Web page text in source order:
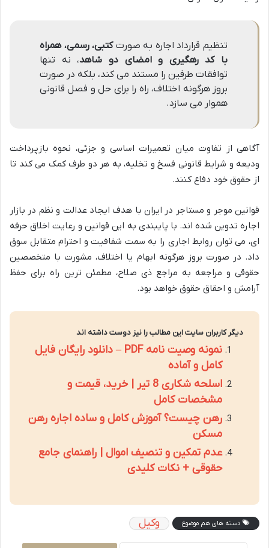
تنظیم قرارداد اجاره به صورتکتبی، رسمی، همراه
با کد رهگیری و امضای دو شاهد، نه تنها
توافقات طرفین را مستند می کند، بلکه در صورت
بروز هرگونه اختلاف، راه را برای حل و فصل قانونی
هموار می سازد.
آگاهی از تفاوت میان تعمیرات اساسی و جزئی، نحوه بازپرداخت
ودیعه و شرایط قانونی فسخ و تخلیه، به هر دو طرف کمک می کند تا
از حقوق خود دفاع کنند.
قوانین موجر و مستاجر در ایران با هدف ایجاد عدالت و نظم در بازار
اجاره تدوین شده اند. با پایبندی به این قوانین و رعایت اخلاق حرفه
ای، می توان روابط اجاری را به سمت شفافیت و احترام متقابل سوق
داد. در صورت بروز هرگونه ابهام یا اختلاف، مشورت با متخصصین
حقوقی و مراجعه به مراجع ذی صلاح، مطمئن ترین راه برای حفظ
آرامش و احقاق حقوق خواهد بود.
دیگر کاربران سایت این مطالب را نیز دوست داشته اند
نمونه وصیت نامه PDF – دانلود رایگان فایل
کامل و آماده
اسلحه شکاری 8 تیر | خرید، قیمت و
مشخصات کامل
رهن چیست؟ آموزش کامل و ساده اجاره رهن
مسکن
عدم تمکین و تنصیف اموال | راهنمای جامع
حقوقی + نکات کلیدی
دسته های هم موضوع وکیل